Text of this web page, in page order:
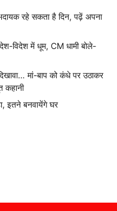
रहे सकता है दिन, पढ़ें अपना
विदेश में धूम, CM धामी बोले-
मां-बाप को कंधे पर उठाकर
कहानी
इतने बनवायेंगे घर